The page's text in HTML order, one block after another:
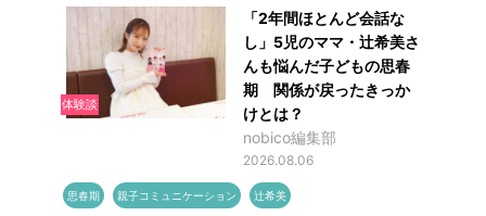
体験談
「2年間ほとんど会話な
し」5児のママ・辻希美さ
んも悩んだ子どもの思春
期 関係が戻ったきっか
けとは？
nobico編集部
2026.08.06
思春期 親子コミュニケーション 辻希美